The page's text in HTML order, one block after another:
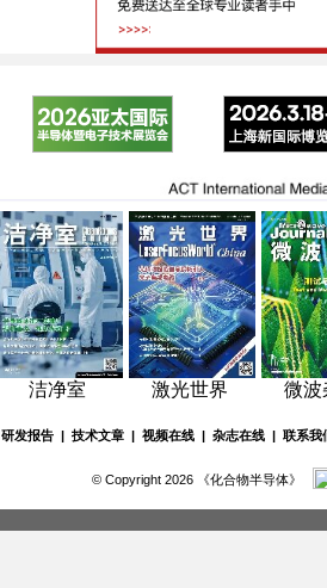
洁净室 激光世界 微波
研发报告 | 技术文章 | 视频在线 | 杂志在线 | 联系我
© Copyright 2026 《化合物半导体》